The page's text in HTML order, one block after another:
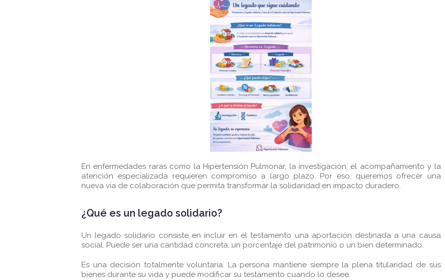
En enfermedades raras como la Hipertensión Pulmonar, la investigación, el acompañamiento y la
atención especializada requieren compromiso a largo plazo. Por eso, queremos ofrecer una
nueva vía de colaboración que permita transformar la solidaridad en impacto duradero.
¿Qué es un legado solidario?
Un legado solidario consiste en incluir en el testamento una aportación destinada a una causa
social. Puede ser una cantidad concreta, un porcentaje del patrimonio o un bien determinado.
Es una decisión totalmente voluntaria. La persona mantiene siempre la plena titularidad de sus
bienes durante su vida y puede modificar su testamento cuando lo desee.